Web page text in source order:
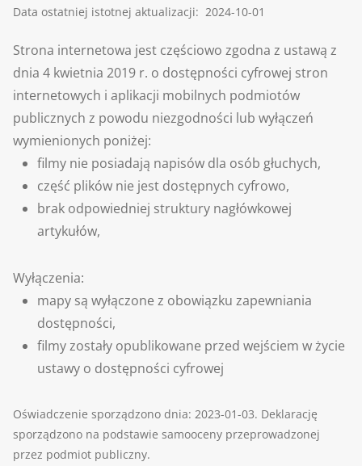
Data ostatniej istotnej aktualizacji: 2024-10-01
Strona internetowa jest częściowo zgodna z ustawą z
dnia 4 kwietnia 2019 r. o dostępności cyfrowej stron
internetowych i aplikacji mobilnych podmiotów
publicznych z powodu niezgodności lub wyłączeń
wymienionych poniżej:
filmy nie posiadają napisów dla osób głuchych,
część plików nie jest dostępnych cyfrowo,
brak odpowiedniej struktury nagłówkowej
artykułów,
Wyłączenia:
mapy są wyłączone z obowiązku zapewniania
dostępności,
filmy zostały opublikowane przed wejściem w życie
ustawy o dostępności cyfrowej
Oświadczenie sporządzono dnia: 2023-01-03. Deklarację
sporządzono na podstawie samooceny przeprowadzonej
przez podmiot publiczny.